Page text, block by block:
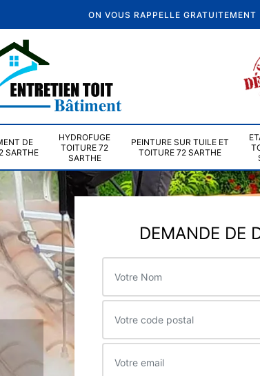
ON VOUS RAPPELLE GRATUITEMENT
DE
SARTHE
HYDROFUGE
TOITURE 72
SARTHE
PEINTURE SUR TUILE ET
TOITURE 72 SARTHE
DEMANDE DE